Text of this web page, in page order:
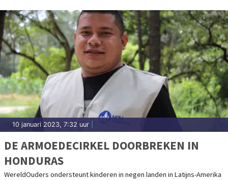
10 januari 2023, 7:32 uur
DE ARMOEDECIRKEL DOORBREKEN IN
HONDURAS
WereldOuders ondersteunt kinderen in negen landen in Latijns-Amerika